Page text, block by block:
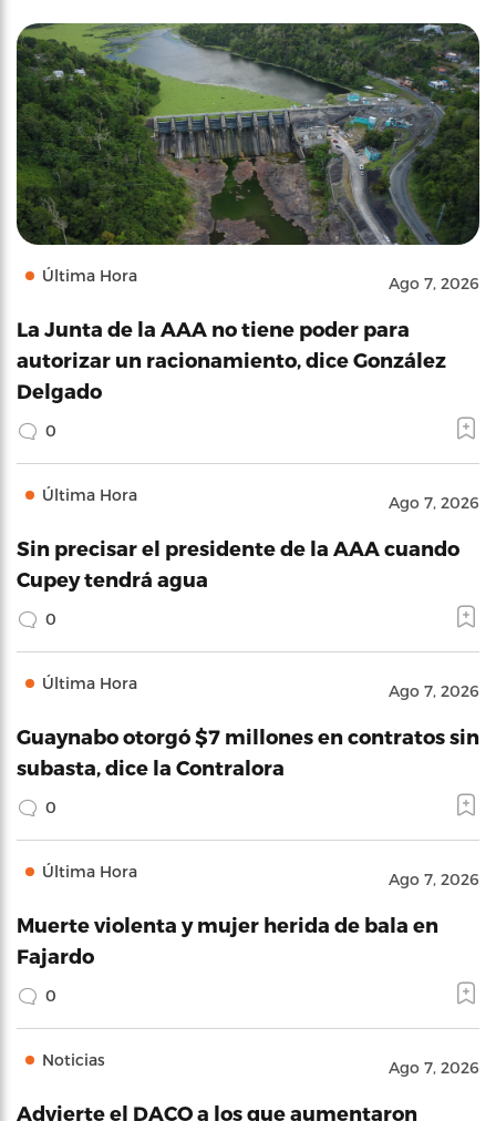
Última Hora Ago 7, 2026
La Junta de la AAA no tiene poder para
autorizar un racionamiento, dice González
Delgado
0
Última Hora Ago 7, 2026
Sin precisar el presidente de la AAA cuando
Cupey tendrá agua
0
Última Hora Ago 7, 2026
Guaynabo otorgó $7 millones en contratos sin
subasta, dice la Contralora
0
Última Hora Ago 7, 2026
Muerte violenta y mujer herida de bala en
Fajardo
0
Noticias Ago 7, 2026
Advierte el DACO a los que aumentaron